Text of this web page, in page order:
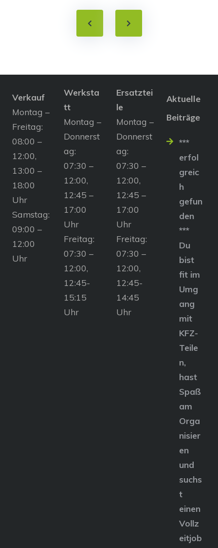
Verkauf
Montag –
Freitag:
08:00 –
12:00,
13:00 –
18:00
Uhr
Samstag:
09:00 –
12:00
Uhr
Werksta
tt
Montag –
Donnerst
ag:
07:30 –
12:00,
12:45 –
17:00
Uhr
Freitag:
07:30 –
12:00,
12:45-
15:15
Uhr
Ersatztei
le
Montag –
Donnerst
ag:
07:30 –
12:00,
12:45 –
17:00
Uhr
Freitag:
07:30 –
12:00,
12:45-
14:45
Uhr
Aktuelle
Beiträge
***
erfol
greic
h
gefun
den
***
Du
bist
fit im
Umg
ang
mit
KFZ-
Teile
n,
hast
Spaß
am
Orga
nisier
en
und
suchs
t
einen
Vollz
eitjob